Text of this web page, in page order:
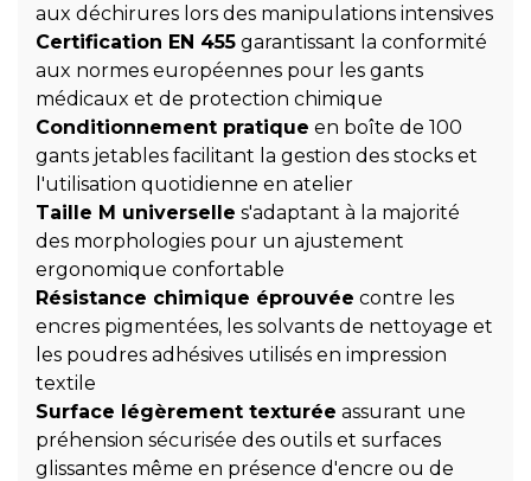
aux déchirures lors des manipulations intensives
Certification EN 455 garantissant la conformité
aux normes européennes pour les gants
médicaux et de protection chimique
Conditionnement pratique en boîte de 100
gants jetables facilitant la gestion des stocks et
l'utilisation quotidienne en atelier
Taille M universelle s'adaptant à la majorité
des morphologies pour un ajustement
ergonomique confortable
Résistance chimique éprouvée contre les
encres pigmentées, les solvants de nettoyage et
les poudres adhésives utilisés en impression
textile
Surface légèrement texturée assurant une
préhension sécurisée des outils et surfaces
glissantes même en présence d'encre ou de